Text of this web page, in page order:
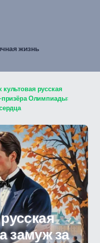
жизнь
культовая русская
призёра Олимпиады:
замуж за